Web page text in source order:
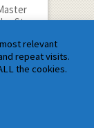
Step
करने
relevant
repeat visits.
the cookies.